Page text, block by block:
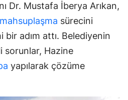
Dr. Mustafa İberya Arıkan,
mahsuplaşma sürecini
bir adım attı. Belediyenin
sorunlar, Hazine
yapılarak çözüme